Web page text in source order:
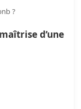
?
d’une